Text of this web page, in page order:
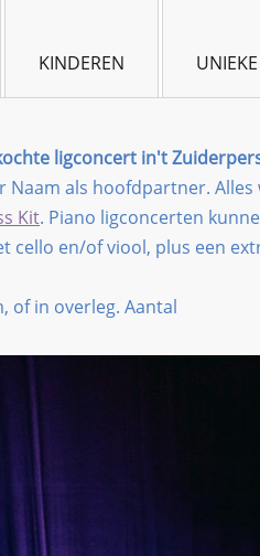
​KINDEREN
ligconcert in't
​als hoofdpartner.
Kit. Piano ligconcerten
cello en/of viool, plus een
of in overleg. Aantal